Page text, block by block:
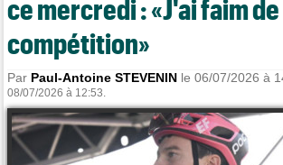
ce mercredi : «J'ai faim de
compétition»
Par Paul-Antoine STEVENIN le 06/07/2026 à
08/07/2026 à 12:53.